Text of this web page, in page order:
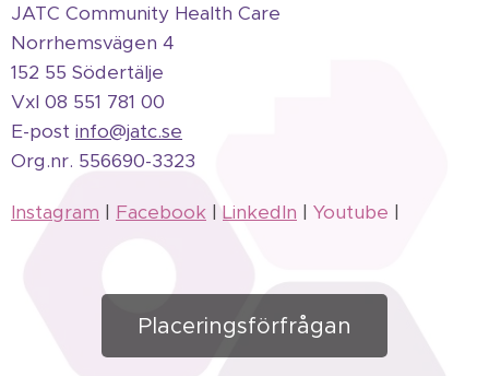
JATC Community Health Care
Norrhemsvägen 4
152 55 Södertälje
Vxl 08 551 781 00
E-post info@jatc.se
Org.nr. 556690-3323
Instagram | Facebook | LinkedIn | Youtube |
Placeringsförfrågan